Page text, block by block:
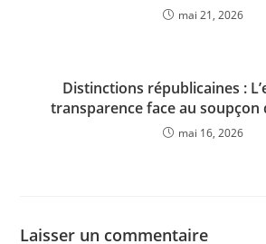
mai 21, 2026
Distinctions républicaines :
transparence face au soupçon
mai 16, 2026
Laisser un commentaire